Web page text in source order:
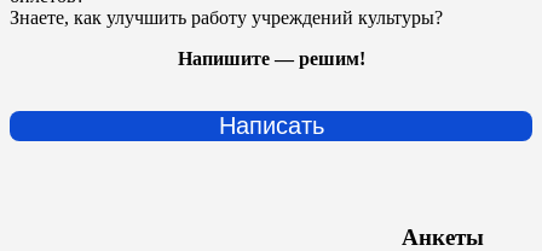
Знаете, как улучшить работу учреждений культуры?
Напишите — решим!
Написать
Анкеты